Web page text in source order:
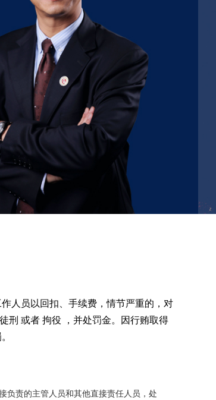
人员以回扣、手续费，情节严重的，对
刑 或者 拘役 ，并处罚金。因行贿取得
负责的主管人员和其他直接责任人员，处